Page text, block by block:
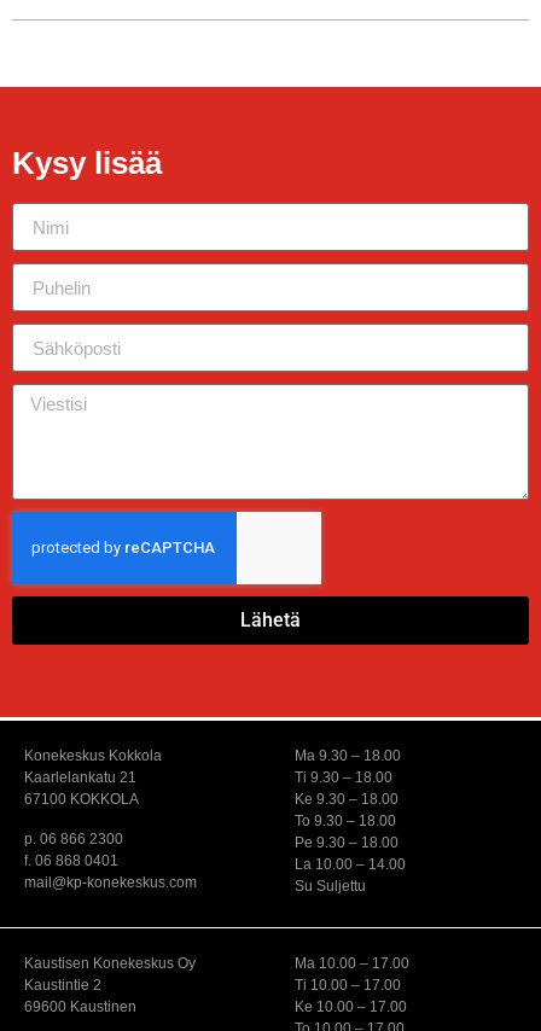
Kysy lisää
Lähetä
Konekeskus Kokkola
Kaarlelankatu 21
67100 KOKKOLA
p. 06 866 2300
f. 06 868 0401
mail@kp-konekeskus.com
Ma 9.30 – 18.00
Ti 9.30 – 18.00
Ke 9.30 – 18.00
To 9.30 – 18.00
Pe 9.30 – 18.00
La 10.00 – 14.00
Su Suljettu
Kaustisen Konekeskus Oy
Kaustintie 2
69600 Kaustinen
Ma 10.00 – 17.00
Ti 10.00 – 17.00
Ke 10.00 – 17.00